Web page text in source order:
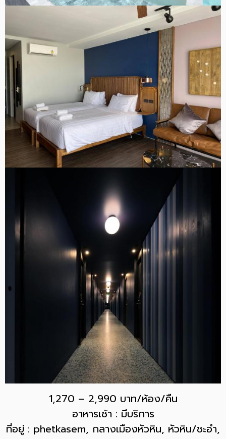
1,270 – 2,990 บาท/ห้อง/คืน
อาหารเช้า : มีบริการ
ที่อยู่ : phetkasem, กลางเมืองหัวหิน, หัวหิน/ชะอำ,